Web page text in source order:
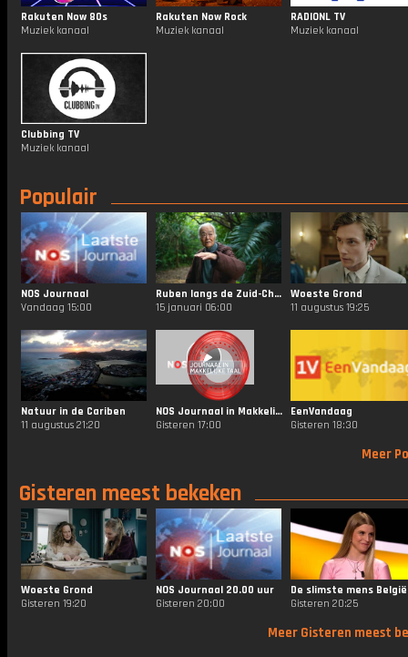
Rakuten Now 80s
Muziek kanaal
Rakuten Now Rock
Muziek kanaal
RADIONL TV
Muziek kanaal
Clubbing TV
Muziek kanaal
Populair
NOS Journaal
Vandaag 15:00
Ruben langs de Zuid-Chinese Zee
15 januari 06:00
Woeste Grond
11 augustus 19:25
Natuur in de Cariben
11 augustus 21:20
NOS Journaal in Makkelijke Taal
Gisteren 17:00
EenVandaag
Gisteren 18:30
Meer
Gisteren meest bekeken
Woeste Grond
Gisteren 19:20
NOS Journaal 20.00 uur
Gisteren 20:00
De slimste mens België
Gisteren 20:25
Meer Gisteren meest